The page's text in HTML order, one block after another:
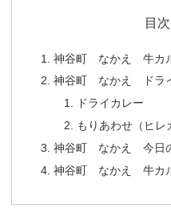
目次
神谷町 なかえ 牛カ
神谷町 なかえ ドラ
ドライカレー
もりあわせ（ヒレ
神谷町 なかえ 今日
神谷町 なかえ 牛カ